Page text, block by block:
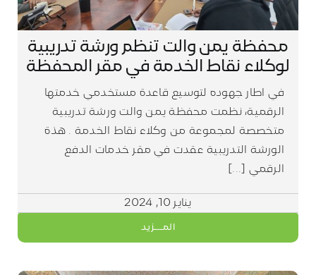
محفظة يمن والت تنظم ورشة تدريبية
لوكلاء نقاط الخدمة في مقر المحفظة
في اطار جهوده لتوسيع قاعدة مستخدمي خدمتها
الرقمية، نظمت محفظة يمن والت ورشة تدريبية
متخصصة لمجموعة من وكلاء نقاط الخدمة . هذة
الورشة التدريبية عقدت في مقر خدمات الدفع
الرقمي [...]
يناير 10, 2024
المـــزيد